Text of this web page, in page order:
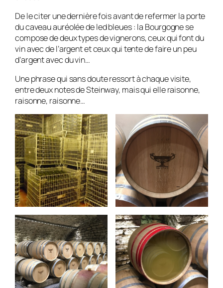
De le citer une dernière fois avant de refermer la porte
du caveau auréolée de led bleues : la Bourgogne se
compose de deux types de vignerons, ceux qui font du
vin avec de l’argent et ceux qui tente de faire un peu
d’argent avec du vin…
Une phrase qui sans doute ressort à chaque visite,
entre deux notes de Steinway, mais qui elle raisonne,
raisonne, raisonne…